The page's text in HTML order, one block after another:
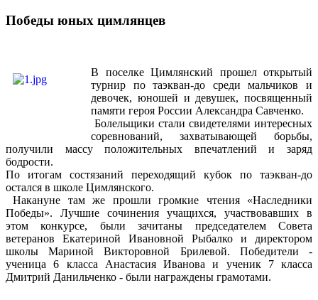
Победы юных цимлянцев
В поселке Цимлянский прошел открытый
турнир по таэкван-до среди мальчиков и
девочек, юношей и девушек, посвященный
памяти героя России Александра Савченко.
Болельщики стали свидетелями интересных
соревнований, захватывающей борьбы,
получили массу положительных впечатлений и заряд
бодрости.
По итогам состязаний переходящий кубок по таэкван-до
остался в школе Цимлянского.
Накануне там же прошли громкие чтения «Наследники
Победы». Лучшие сочинения учащихся, участвовавших в
этом конкурсе, были зачитаны председателем Совета
ветеранов Екатериной Ивановной Рыбалко и директором
школы Мариной Викторовной Брилевой. Победители -
ученица 6 класса Анастасия Иванова и ученик 7 класса
Дмитрий Данильченко - были награждены грамотами.